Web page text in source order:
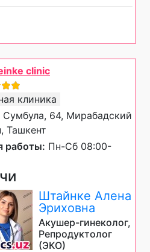
clinic
клиника
Сумбула, 64, Мирабадский
Ташкент
работы: Пн-Сб 08:00-
Штайнке Алена
Эриховна
Акушер-гинеколог,
Репродуктолог
(ЭКО)